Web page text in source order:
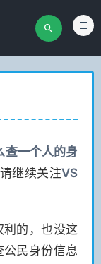
查一个人的身
继续关注VS
的，也没这
民身份信息